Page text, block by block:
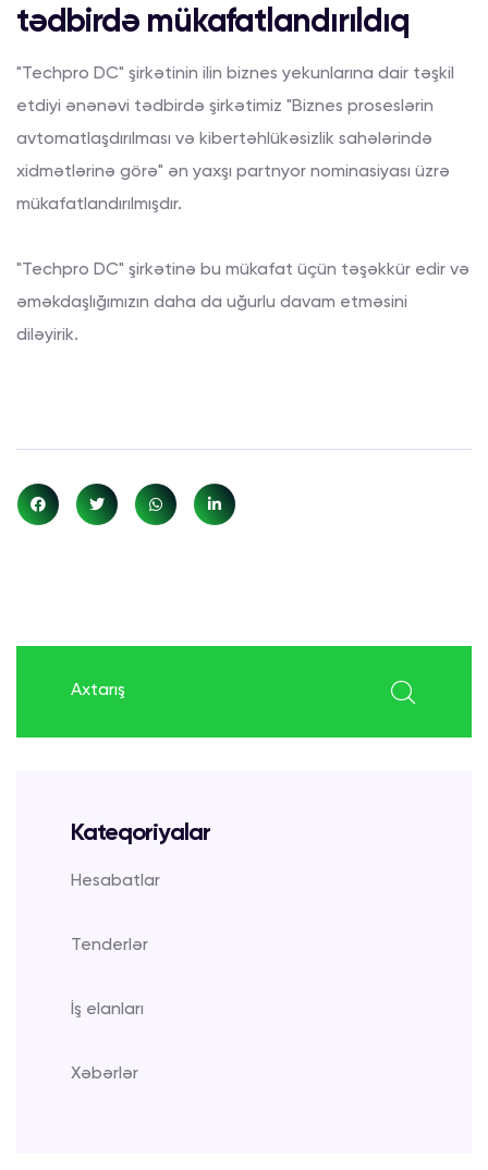
tədbirdə mükafatlandırıldıq
"Techpro DC" şirkətinin ilin biznes yekunlarına dair təşkil
etdiyi ənənəvi tədbirdə şirkətimiz "Biznes proseslərin
avtomatlaşdırılması və kibertəhlükəsizlik sahələrində
xidmətlərinə görə" ən yaxşı partnyor nominasiyası üzrə
mükafatlandırılmışdır.
"Techpro DC" şirkətinə bu mükafat üçün təşəkkür edir və
əməkdaşlığımızın daha da uğurlu davam etməsini
diləyirik.
Kateqoriyalar
Hesabatlar
Tenderlər
İş elanları
Xəbərlər